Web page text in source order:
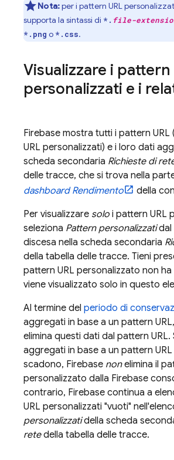
Nota:per i pattern URL
supporta la sintassi di *. file-
*.png o *.css.
Visualizzare i pattern
personalizzati e i
Firebase mostra tutti i pattern URL
URL personalizzati) e i loro dati
scheda secondaria Richieste di
delle tracce, che si trova nella
dashboard Rendimento
della
Per visualizzare solo i pattern URL
seleziona Pattern personalizzatidal
discesa nella scheda secondaria
della tabella delle tracce. Tieni
pattern URL personalizzato non
viene visualizzato solo in questo
Al termine del periodo di
aggregati in base a un pattern
elimina questi dati dal pattern URL.
aggregati in base a un pattern
scadono, Firebase nonelimina il
personalizzato dalla Firebase
contrario, Firebase continua a
URL personalizzati "vuoti"
personalizzatidella scheda
retedella tabella delle tracce.